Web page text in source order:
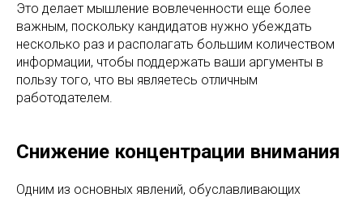
Это делает мышление вовлеченности еще более
важным, поскольку кандидатов нужно убеждать
несколько раз и располагать большим количеством
информации, чтобы поддержать ваши аргументы в
пользу того, что вы являетесь отличным
работодателем.
Снижение концентрации внимания
Одним из основных явлений, обуславливающих